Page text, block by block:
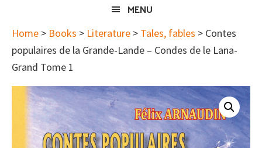
MENU
Home > Books > Literature > Tales, fables > Contes
populaires de la Grande-Lande – Condes de le Lana-
Grand Tome 1